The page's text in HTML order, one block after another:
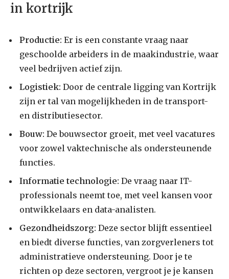
in kortrijk
Productie: Er is een constante vraag naar
geschoolde arbeiders in de maakindustrie, waar
veel bedrijven actief zijn.
Logistiek: Door de centrale ligging van Kortrijk
zijn er tal van mogelijkheden in de transport-
en distributiesector.
Bouw: De bouwsector groeit, met veel vacatures
voor zowel vaktechnische als ondersteunende
functies.
Informatie technologie: De vraag naar IT-
professionals neemt toe, met veel kansen voor
ontwikkelaars en data-analisten.
Gezondheidszorg: Deze sector blijft essentieel
en biedt diverse functies, van zorgverleners tot
administratieve ondersteuning. Door je te
richten op deze sectoren, vergroot je je kansen